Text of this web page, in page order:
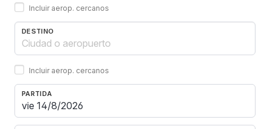
Incluir aerop. cercanos
DESTINO
Incluir aerop. cercanos
PARTIDA